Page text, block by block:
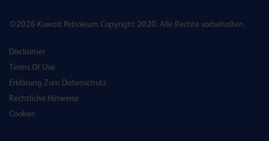
©2026 Kuwait Petroleum Copyright 2020. Alle Rechte vorbehalten.
Disclaimer
Terms Of Use
Erklärung Zum Datenschutz
Rechtliche Hinweise
Cookies